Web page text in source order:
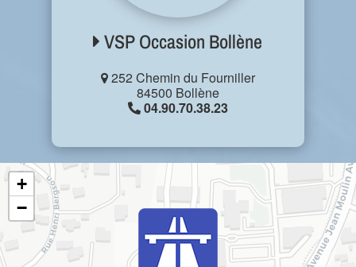
VSP Occasion Bollène
252 Chemin du Fourniller
84500 Bollène
04.90.70.38.23
+
−